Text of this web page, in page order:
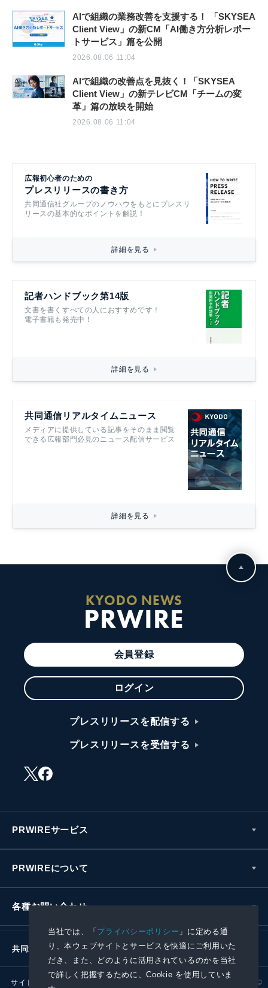
当社では、「プライバシーポリシー 」に定める通
り、本ウェブサイトとサービスを快適にご利用いた
だき、また、どのように活用されているのかを当社
で詳しく把握するために、Cookie を使用していま
AIで組織の業務改善を支援する！ 「SKYSEA
Client View」の新CM「AI働き方分析レポー
トサービス」篇を公開
2026.08.06 11:04
AIで組織の改善点を見抜く！「SKYSEA
Client View」の新テレビCM「チームの変
革」篇の放映を開始
2026.08.06 11:04
広報初心者のための
プレスリリースの書き方
共同通信社グループのノウハウをもとにプレスリ
リースの基本的なポイントを解説！
詳細を見る
記者ハンドブック第14版
文書を書くすべての人におすすめです！
電子書籍も発売中！
詳細を見る
共同通信リアルタイムニュース
メディアに提供している記事をそのまま閲覧
できる広報部門必見のニュース配信サービス
詳細を見る
KYODO NEWS
PRWIRE
会員登録
ログイン
プレスリリースを配信する
プレスリリースを受信する
PRWIREサービス
PRWIREについて
各種お問い合わせ
共同通信社グループ
サイトポリシー